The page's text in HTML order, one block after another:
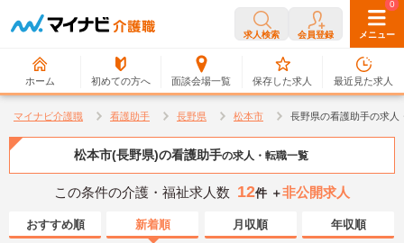
求人検索 会員登録 メニュー
ホーム 初めての方へ 面談会場一覧
0
保存した求人
0
最近見た求人
マイナビ介護職 看護助手 長野県 松本市 長野県の看護助手の求人
松本市(長野県)の看護助手の求人・転職一覧
この条件の介護・福祉求人数 12件 ＋非公開求人
おすすめ順 新着順 月収順 年収順